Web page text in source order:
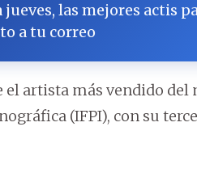
jueves, las mejores actis
a tu correo
el artista más vendido
(IFPI), con su